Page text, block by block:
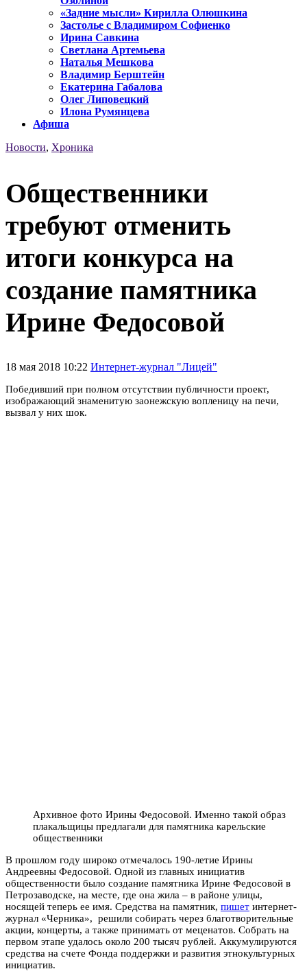
«Задние мысли» Кирилла Олюшкина
Застолье с Владимиром Софиенко
Ирина Савкина
Светлана Артемьева
Наталья Мешкова
Владимир Берштейн
Екатерина Габалова
Олег Липовецкий
Илона Румянцева
Афиша
Новости, Хроника
Общественники
требуют отменить
итоги конкурса на
создание памятника
Ирине Федосовой
18 мая 2018 10:22 Интернет-журнал "Лицей"
Победивший при полном отсутствии публичности проект,
изображающий знаменитую заонежскую вопленицу на печи,
вызвал у них шок.
Архивное фото Ирины Федосовой. Именно такой образ
плакальщицы предлагали для памятника карельские
общественники
В прошлом году широко отмечалось 190-летие Ирины
Андреевны Федосовой. Одной из главных инициатив
общественности было создание памятника Ирине Федосовой в
Петрозаводске, на месте, где она жила – в районе улицы,
носящей теперь ее имя. Средства на памятник, пишет интернет-
журнал «Черника», решили собирать через благотворительные
акции, концерты, а также принимать от меценатов. Собрать на
первом этапе удалось около 200 тысяч рублей. Аккумулируются
средства на счете Фонда поддержки и развития этнокультурных
инициатив.